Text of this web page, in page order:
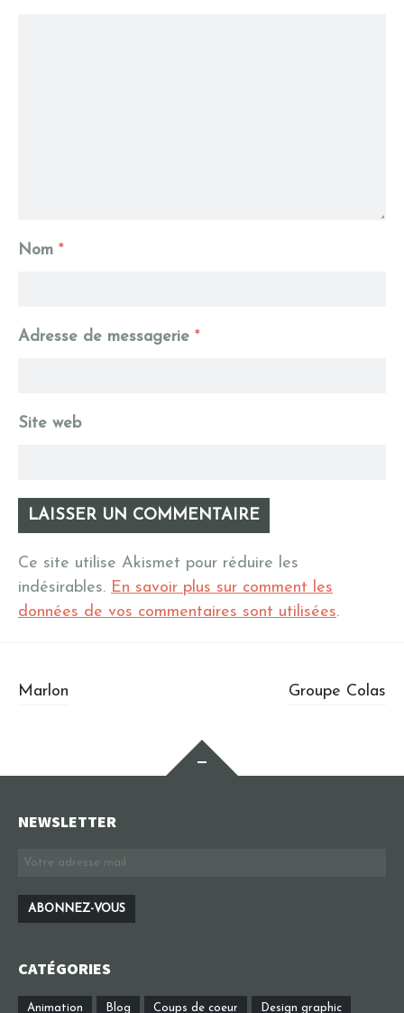
Nom *
Adresse de messagerie *
Site web
Ce site utilise Akismet pour réduire les
indésirables. En savoir plus sur comment les
données de vos commentaires sont utilisées.
Post navigation
Marlon Groupe Colas
Widgets
NEWSLETTER
CATÉGORIES
Animation Blog Coups de coeur Design graphic